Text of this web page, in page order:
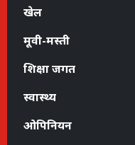
खेल
मूवी-मस्ती
शिक्षा जगत
स्वास्थ्य
ओपिनियन